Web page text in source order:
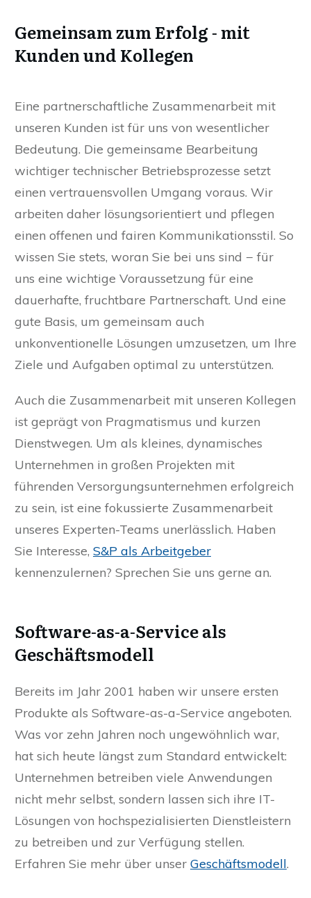
Gemeinsam zum Erfolg - mit
Kunden und Kollegen
Eine partnerschaftliche Zusammenarbeit mit
unseren Kunden ist für uns von wesentlicher
Bedeutung. Die gemeinsame Bearbeitung
wichtiger technischer Betriebsprozesse setzt
einen vertrauensvollen Umgang voraus. Wir
arbeiten daher lösungsorientiert und pflegen
einen offenen und fairen Kommunikationsstil. So
wissen Sie stets, woran Sie bei uns sind − für
uns eine wichtige Voraussetzung für eine
dauerhafte, fruchtbare Partnerschaft. Und eine
gute Basis, um gemeinsam auch
unkonventionelle Lösungen umzusetzen, um Ihre
Ziele und Aufgaben optimal zu unterstützen.
Auch die Zusammenarbeit mit unseren Kollegen
ist geprägt von Pragmatismus und kurzen
Dienstwegen. Um als kleines, dynamisches
Unternehmen in großen Projekten mit
führenden Versorgungsunternehmen erfolgreich
zu sein, ist eine fokussierte Zusammenarbeit
unseres Experten-Teams unerlässlich. Haben
Sie Interesse, S&P als Arbeitgeber
kennenzulernen? Sprechen Sie uns gerne an.
Software-as-a-Service als
Geschäftsmodell
Bereits im Jahr 2001 haben wir unsere ersten
Produkte als Software-as-a-Service angeboten.
Was vor zehn Jahren noch ungewöhnlich war,
hat sich heute längst zum Standard entwickelt:
Unternehmen betreiben viele Anwendungen
nicht mehr selbst, sondern lassen sich ihre IT-
Lösungen von hochspezialisierten Dienstleistern
zu betreiben und zur Verfügung stellen.
Erfahren Sie mehr über unser Geschäftsmodell.